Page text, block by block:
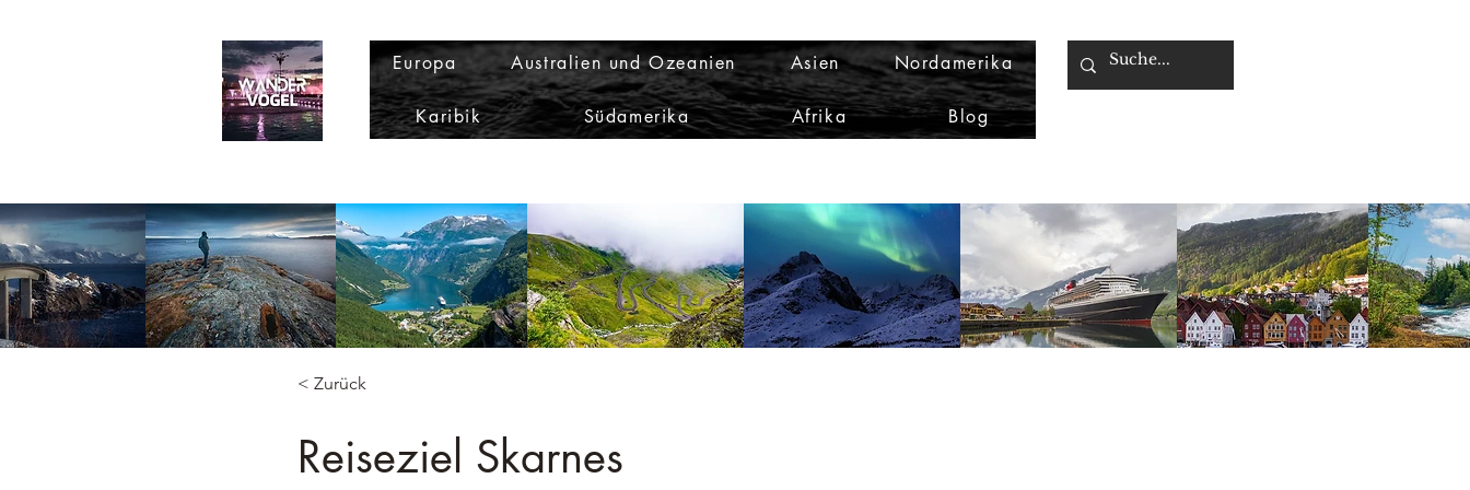
Europa Australien und Ozeanien Asien Nordamerika
Karibik Südamerika Afrika Blog
< Zurück
Reiseziel Skarnes